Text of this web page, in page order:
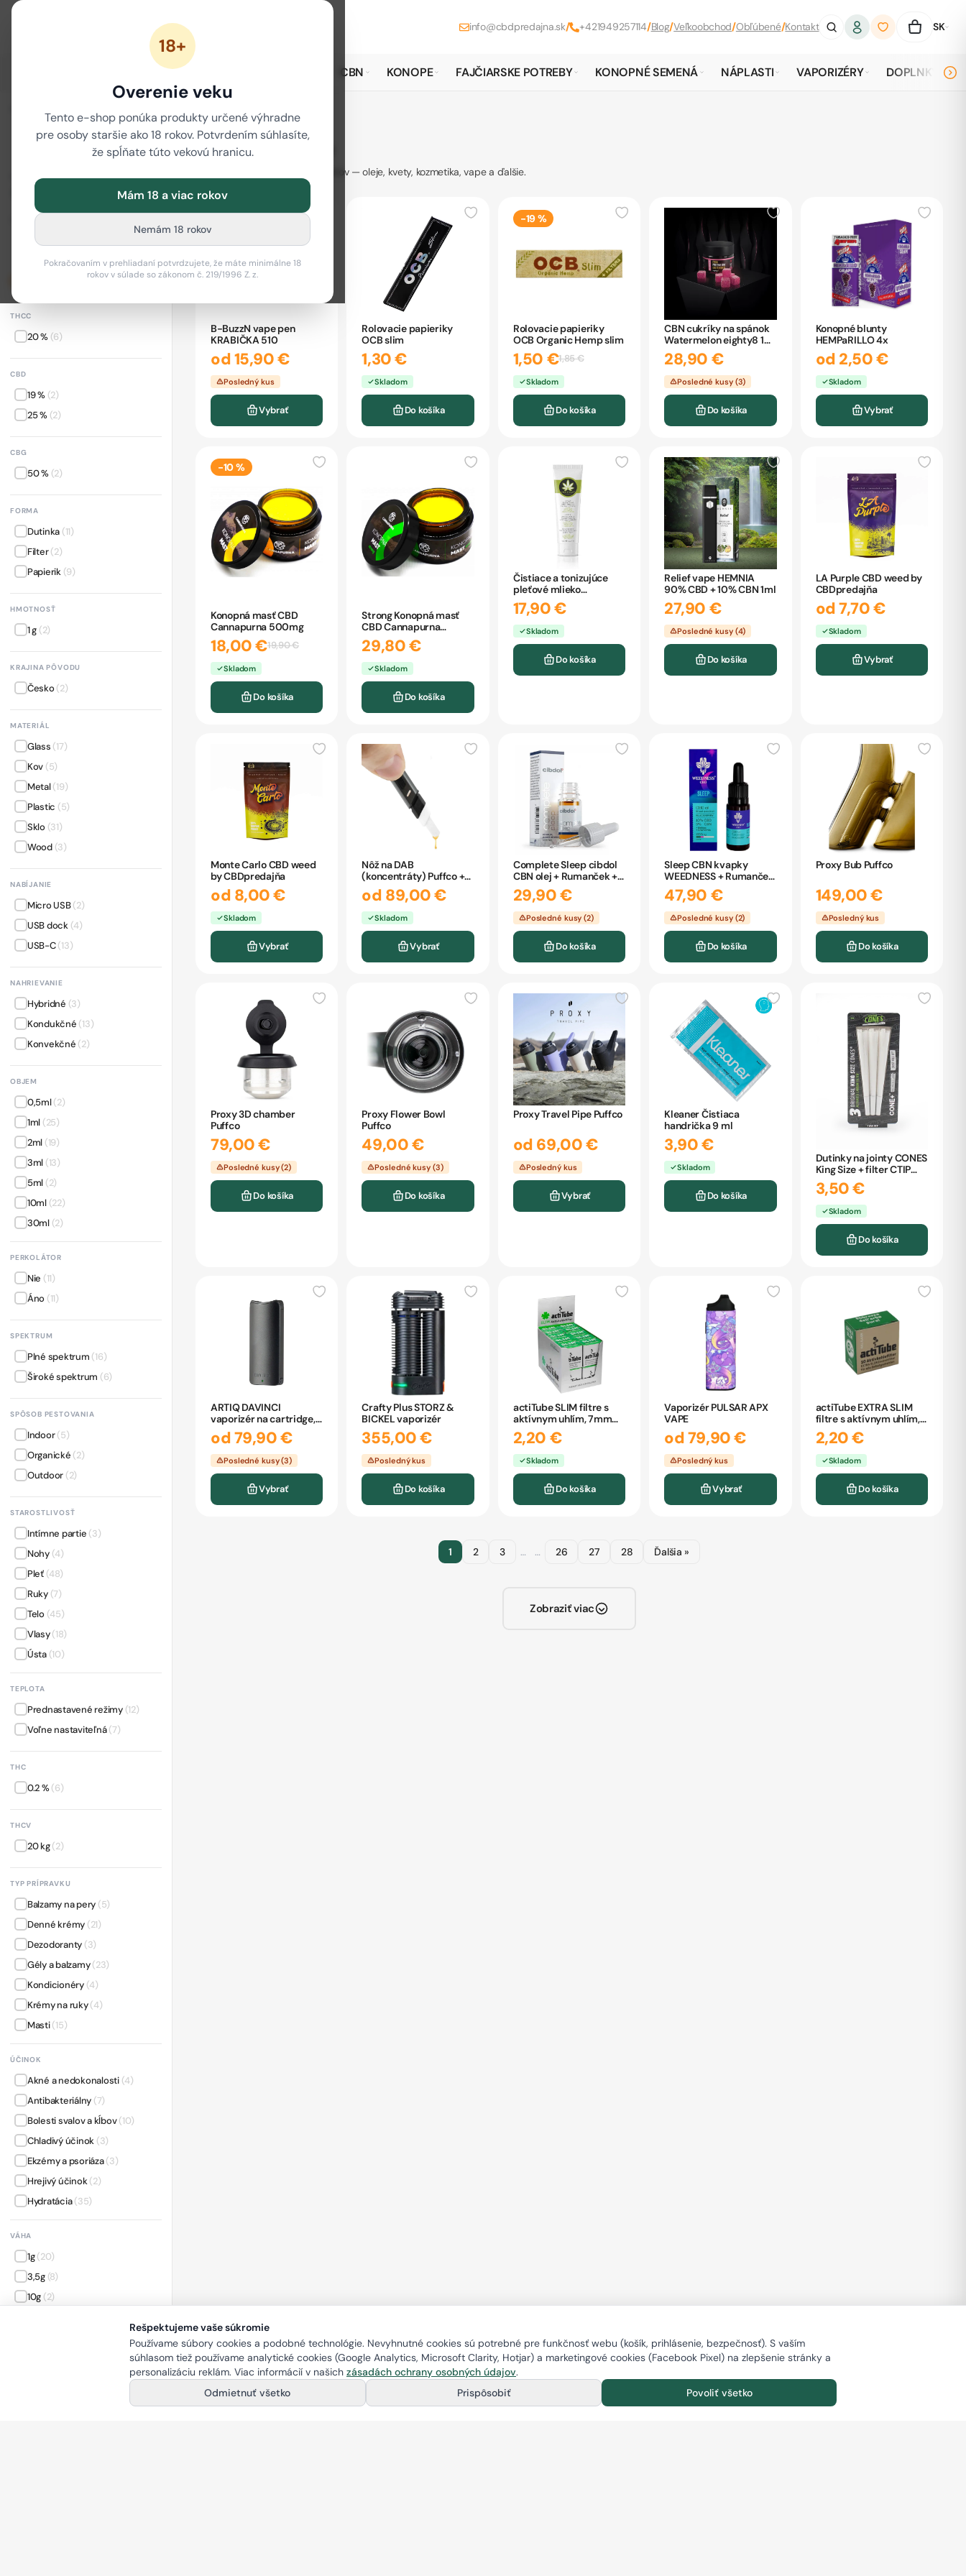
18+
Overenie veku
Tento e-shop ponúka produkty určené výhradne
pre osoby staršie ako 18 rokov. Potvrdením súhlasíte,
že spĺňate túto vekovú hranicu.
Mám 18 a viac rokov
Nemám 18 rokov
Pokračovaním v prehliadaní potvrdzujete, že máte minimálne 18
rokov v súlade so zákonom č. 219/1996 Z. z.
info@cbdpredajna.sk/ +421949257114/Blog/Veľkoobchod/Obľúbené/Kontakt SK
NOVÉ CANNABINOIDY CBN KONOPE FAJČIARSKE POTREBY KONOPNÉ SEMENÁ NÁPLASTI VAPORIZÉRY DOPLNKY
CENOVÉ ROZPÄTIE
Len skladom
THCC
20 % (6)
CBD
19 % (2)
25 % (2)
CBG
50 % (2)
FORMA
Dutinka (11)
Filter(2)
Papierik (9)
HMOTNOSŤ
1 g (2)
KRAJINA PÔVODU
Česko(2)
MATERIÁL
Glass (17)
Kov (5)
Metal(19)
Plastic (5)
Sklo (31)
Wood (3)
NABÍJANIE
Micro USB(2)
USB dock (4)
USB-C(13)
NAHRIEVANIE
Hybridné (3)
Kondukčné (13)
Konvekčné (2)
OBJEM
0,5ml(2)
1ml (25)
2ml (19)
3ml (13)
5ml (2)
10ml (22)
30ml (2)
PERKOLÁTOR
Nie (11)
Áno (11)
SPEKTRUM
Plné spektrum (16)
Široké spektrum (6)
SPÔSOB PESTOVANIA
Indoor(5)
Organické (2)
Outdoor (2)
STAROSTLIVOSŤ
Intímne partie (3)
Nohy (4)
Pleť (48)
Ruky (7)
Telo (45)
Vlasy(18)
Ústa (10)
TEPLOTA
Prednastavené režimy (12)
Voľne nastaviteľná(7)
THC
0.2 % (6)
THCV
20 kg(2)
TYP PRÍPRAVKU
Balzamy na pery (5)
Denné krémy (21)
Dezodoranty (3)
Gély a balzamy(23)
Kondicionéry (4)
Krémy na ruky(4)
Masti(15)
Nočné krémy(4)
Pleťové séra a oleje
Sprchové gély a mydlá(10)
Telové mlieka(5)
Toniká a pleťové vody(3)
Vlasové vody a toniká
Ústne vody(5)
Čistenie a odličovanie
Šampóny(10)
ÚČINOK
Akné a nedokonalosti (4)
Antibakteriálny (7)
Bolesti svalov a kĺbov(10)
Chladivý účinok (3)
Ekzémy a psoriáza(3)
Hrejivý účinok(2)
Hydratácia(35)
Lesk a rozčesávanie(2)
Lifting a spevnenie
Lupiny
Osvieženie
Poškodené a suché vlasy
(2)
Vypadávanie a rast vlasov
VÁHA
1g(20)
3,5g (8)
10g (2)
Domov / None
Všetky produkty
Kompletný katalóg CBD produktov — oleje, kvety, kozmetika, vape a ďalšie.
B-BuzzN vape pen
KRABIČKA 510
od 15,90 €
Posledný kus
Vybrať
Rolovacie papieriky
OCB slim
1,30 €
Skladom
Do košíka
-19 %
Rolovacie papieriky
OCB Organic Hemp slim
1,50 €1,85 €
Skladom
Do košíka
CBN cukríky na spánok
Watermelon eighty8 10
kusov
28,90 €
Posledné kusy (3)
Do košíka
Konopné blunty
HEMPaRILLO 4x
od 2,50 €
Skladom
Vybrať
-10 %
Konopná masť CBD
Cannapurna 500mg
18,00 €19,90 €
Skladom
Do košíka
Strong Konopná masť
CBD Cannapurna
1000mg
29,80 €
Skladom
Do košíka
Čistiace a tonizujúce
pleťové mlieko
Hemphilia 125ml
17,90 €
Skladom
Do košíka
Relief vape HEMNIA
90% CBD + 10% CBN 1ml
27,90 €
Posledné kusy (4)
Do košíka
LA Purple CBD weed by
CBDpredajňa
od 7,70 €
Skladom
Vybrať
Monte Carlo CBD weed
by CBDpredajňa
od 8,00 €
Skladom
Vybrať
Nôž na DAB
(koncentráty) Puffco +
NAHRIEVANIE
od 89,00 €
Skladom
Vybrať
Complete Sleep cibdol
CBN olej + Rumanček +
Levanduľa 10ml
29,90 €
Posledné kusy (2)
Do košíka
Sleep CBN kvapky
WEEDNESS + Rumanček
+ Melissa 10ml
47,90 €
Posledné kusy (2)
Do košíka
Proxy Bub Puffco
149,00 €
Posledný kus
Do košíka
Proxy 3D chamber
Puffco
79,00 €
Posledné kusy (2)
Do košíka
Proxy Flower Bowl
Puffco
49,00 €
Posledné kusy (3)
Do košíka
Proxy Travel Pipe Puffco
od 69,00 €
Posledný kus
Vybrať
Kleaner Čistiaca
handrička 9 ml
3,90 €
Skladom
Do košíka
Dutinky na jointy CONES
King Size + filter CTIP
3ks
3,50 €
Skladom
Do košíka
ARTIQ DAVINCI
vaporizér na cartridge,
závit 510
od 79,90 €
Posledné kusy (3)
Vybrať
Crafty Plus STORZ &
BICKEL vaporizér
355,00 €
Posledný kus
Do košíka
actiTube SLIM filtre s
aktívnym uhlím, 7mm
10ks
2,20 €
Skladom
Do košíka
Vaporizér PULSAR APX
VAPE
od 79,90 €
Posledný kus
Vybrať
actiTube EXTRA SLIM
filtre s aktívnym uhlím,
6mm 10ks
2,20 €
Skladom
Do košíka
1 2 3 … … 26 27 28 Ďalšia »
Zobraziť viac
Rešpektujeme vaše súkromie
Používame súbory cookies a podobné technológie. Nevyhnutné cookies sú potrebné pre funkčnosť webu (košík, prihlásenie, bezpečnosť). S vaším
súhlasom tiež používame analytické cookies (Google Analytics, Microsoft Clarity, Hotjar) a marketingové cookies (Facebook Pixel) na zlepšenie stránky a
personalizáciu reklám. Viac informácií v našich zásadách ochrany osobných údajov.
Odmietnuť všetko
Prispôsobiť Povoliť všetko